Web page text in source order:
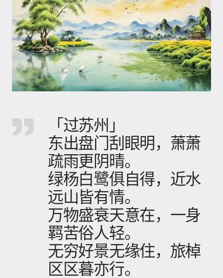
「过苏州」
东出盘门刮眼明，萧萧
疏雨更阴晴。
绿杨白鹭俱自得，近水
远山皆有情。
万物盛衰天意在，一身
羁苦俗人轻。
无穷好景无缘住，旅棹
区区暮亦行。